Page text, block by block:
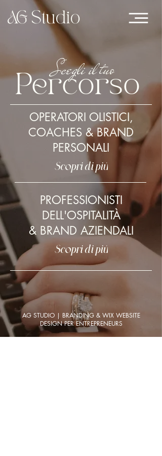
Percorso
Scegli il tuo
OPERATORI OLISTICI,
COACHES & BRAND
PERSONALI
Scopri di più
PROFESSIONISTI
DELL'OSPITALITÀ
& BRAND AZIENDALI
Scopri di più
AG STUDIO | BRANDING & WIX WEBSITE
DESIGN PER ENTREPRENEURS